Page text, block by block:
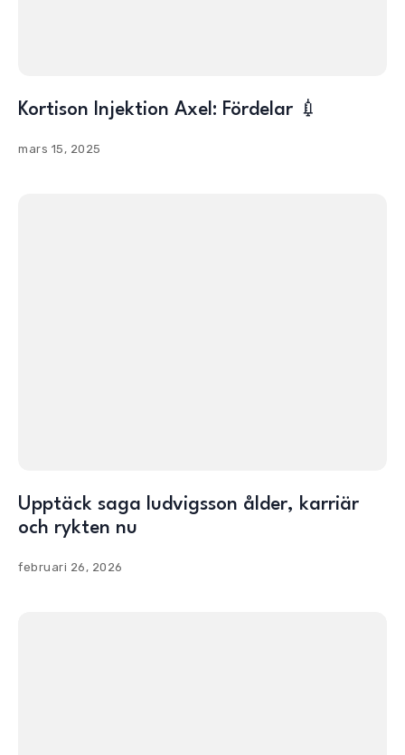
Kortison Injektion Axel: Fördelar 💉
mars 15, 2025
Upptäck saga ludvigsson ålder, karriär
och rykten nu
februari 26, 2026